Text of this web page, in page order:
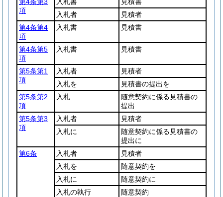
項
入札者
見積者
第4条第4
項
入札書 見積書
第4条第5
項
入札書 見積書
第5条第1
項
入札者
見積者
入札を
見積書の提出を
第5条第2
項
入札
随意契約に係る見積書の
提出
第5条第3
項
入札者
見積者
入札に
随意契約に係る見積書の
提出に
第6条
入札者
見積者
入札を
随意契約を
入札に
随意契約に
入札の執行
随意契約